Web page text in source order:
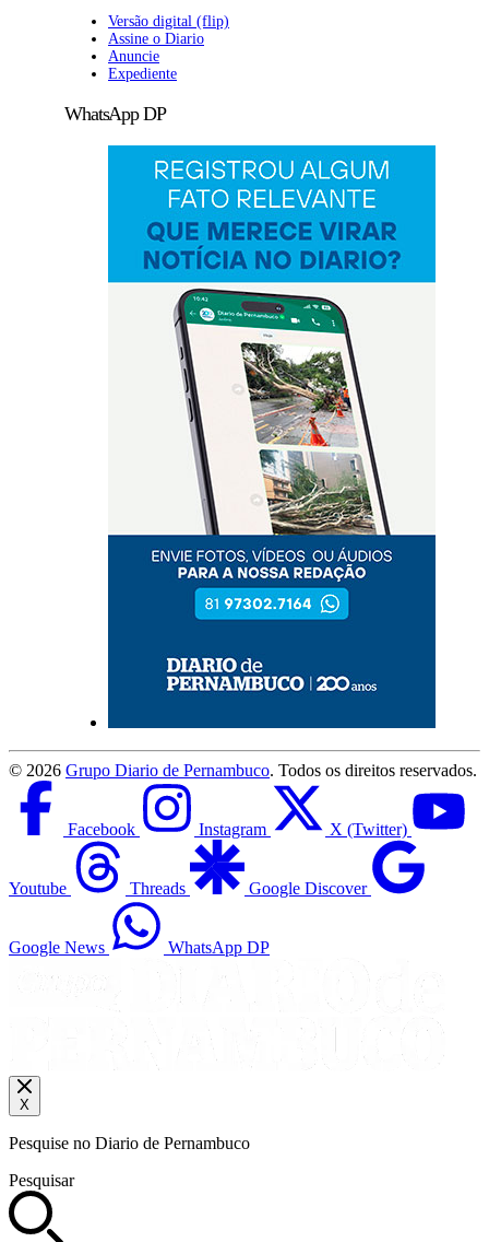
Versão digital (flip)
Assine o Diario
Anuncie
Expediente
WhatsApp DP
© 2026 Grupo Diario de Pernambuco. Todos os direitos reservados.
Facebook Instagram X (Twitter)
Youtube Threads Google Discover
Google News WhatsApp DP
X
Pesquise no Diario de Pernambuco
Pesquisar